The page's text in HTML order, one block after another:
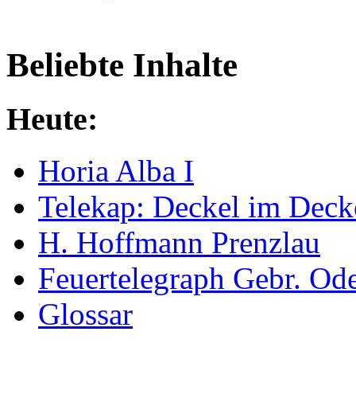
Beliebte Inhalte
Heute:
Horia Alba I
Telekap: Deckel im
H. Hoffmann Prenzlau
Feuertelegraph Gebr.
Glossar